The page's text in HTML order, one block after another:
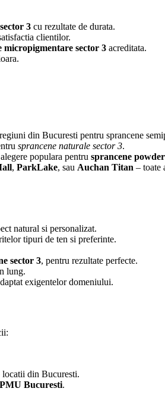
3 cu rezultate de durata.
clientilor.
micropigmentare sector 3 acreditata.
din Bucuresti pentru sprancene
sprancene naturale sector 3.
populara pentru sprancene
, ParkLake, sau Auchan Titan – toate
natural si personalizat.
tipuri de ten si preferinte.
sector 3, pentru rezultate perfecte.
lung.
exigentelor domeniului.
locatii din Bucuresti.
Bucuresti.